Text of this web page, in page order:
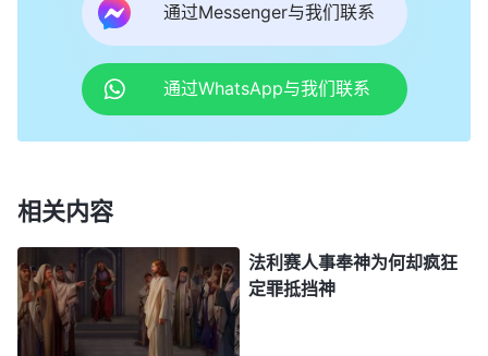
的、所行的，若是出于人，必要败坏；若是出于神，
（使徒行传5:38-39）但同时我心里也有很多疑问：“这
书呢？离开圣经那可是异端啊！”思来想去，我告诉
自己：“既然有人传主耶稣已经回来了，那不管我心
里有多少疑惑，哪怕只有百分之一的可能，我都要去
寻找这一丝希望，不能错过迎接主来的机会。因为主
耶稣说过：‘你们祈求，就给你们；寻找，就寻见；
通过Messenger与我们联系
通过WhatsApp与我们联系
相关内容
法利赛人事奉神为何却疯狂
定罪抵挡神